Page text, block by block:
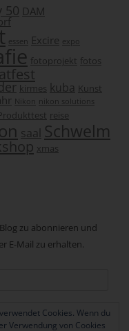
50 DAM
essen Excire expo
fotoprojekt fotos
kirmes kuba Kunst
Nikon nikon solutions
reise
saal Schwelm
xmas
zu abonnieren und
E-Mail zu erhalten.
Cookies. Wenn du
Verwendung von Cookies